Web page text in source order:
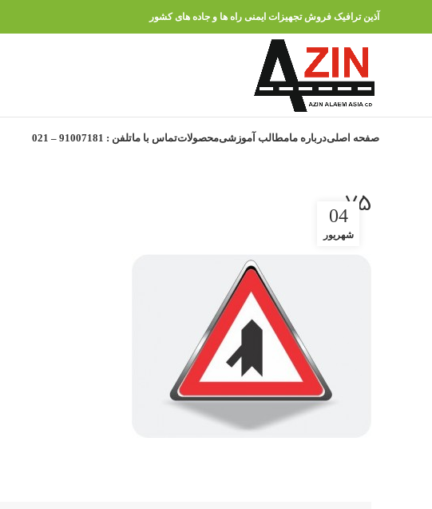
آذین ترافیک فروش تجهیزات ایمنی راه ها و جاده های کشور
صفحه اصلیدرباره مامطالب آموزشیمحصولاتتماس با ماتلفن : 91007181 – 021
75
04
شهریور